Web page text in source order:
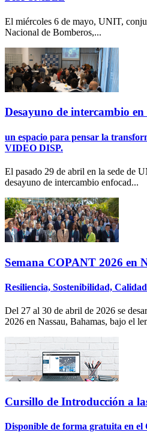
El miércoles 6 de mayo, UNIT,
Nacional de Bomberos,...
Desayuno de intercambio
un espacio para pensar la
VIDEO DISP.
El pasado 29 de abril en la sede de
desayuno de intercambio enfocad...
Semana COPANT 2026 en
Resiliencia, Sostenibilidad,
Del 27 al 30 de abril de 2026 se
2026 en Nassau, Bahamas, bajo el
Cursillo de Introducción a
Disponible de forma gratuita en